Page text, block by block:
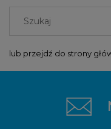
lub przejdź do strony